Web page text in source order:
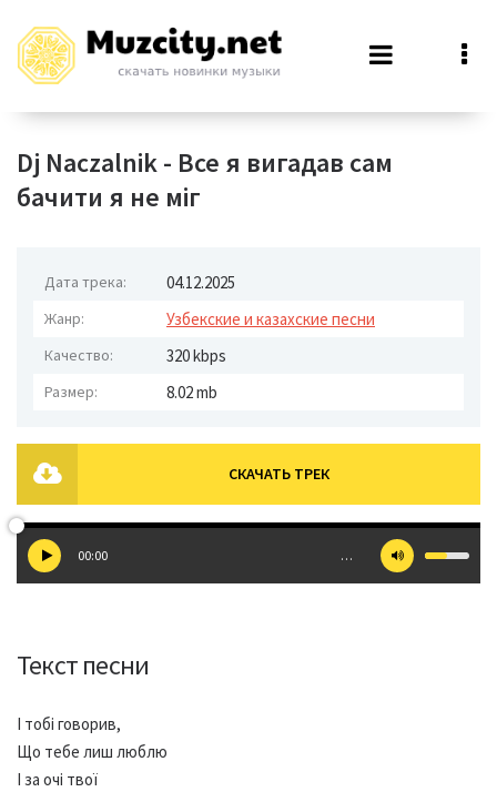
Dj Naczalnik - Все я вигадав сам
бачити я не міг
Дата трека: 04.12.2025
Жанр: Узбекские и казахские песни
Качество: 320 kbps
Размер: 8.02 mb
СКАЧАТЬ ТРЕК
00:00 …
Текст песни
І тобі говорив,
Що тебе лиш люблю
І за очі твої